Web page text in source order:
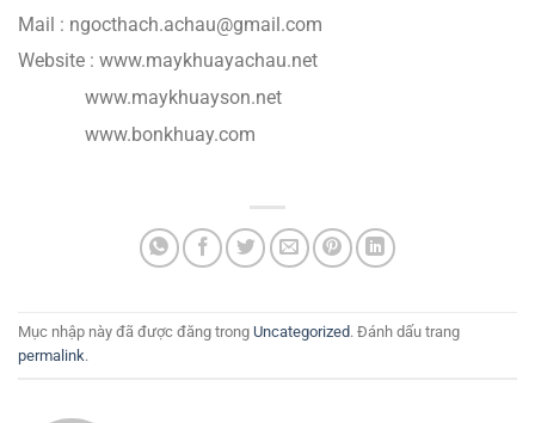
Mail : ngocthach.achau@gmail.com
Website : www.maykhuayachau.net
www.maykhuayson.net
www.bonkhuay.com
Mục nhập này đã được đăng trong Uncategorized. Đánh dấu trang
permalink.